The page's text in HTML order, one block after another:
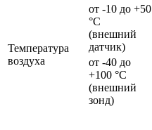
Температура
воздуха
от -10 до +50
°C
(внешний
датчик)
от -40 до
+100 °C
(внешний
зонд)